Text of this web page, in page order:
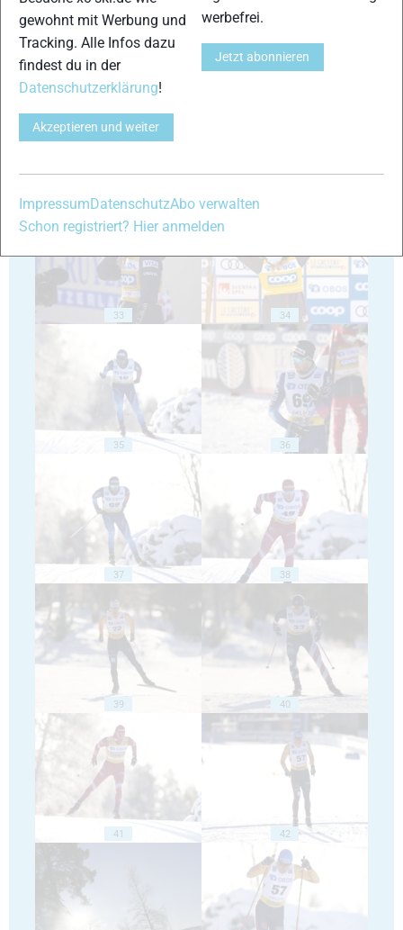
30
33 34
35 36
37 38
39 40
41 42
gewohnt mit Werbung und
Tracking. Alle Infos dazu
findest du in der
Datenschutzerklärung!
Akzeptieren und weiter
werbefrei.
Jetzt abonnieren
ImpressumDatenschutzAbo verwalten
Schon registriert? Hier anmelden